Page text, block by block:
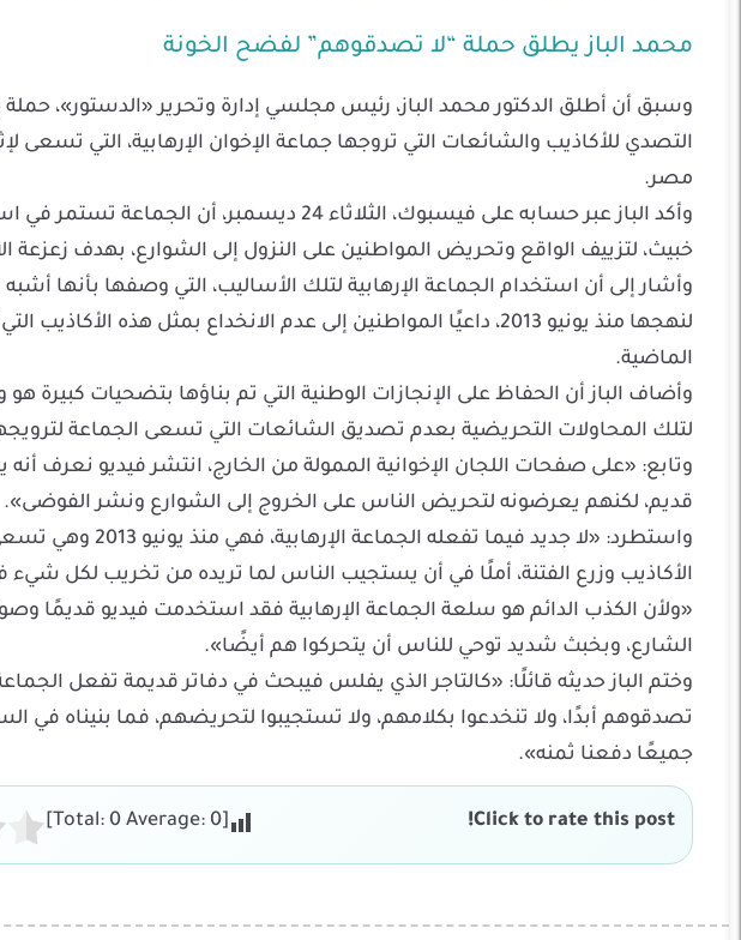
محمد الباز يطلق حملة “لا تصدقوهم” لفضح الخونة
وسبق أن أطلق الدكتور محمد الباز، رئيس مجلسي إدارة وتحرير «الدستور»،
التصدي للأكاذيب والشائعات التي تروجها جماعة الإخوان الإرهابية، التي تسعى
مصر.
وأكد الباز عبر حسابه على فيسبوك، الثلاثاء 24
خبيث، لتزييف الواقع وتحريض المواطنين على النزول إلى الشوارع، بهدف زعزعة
وأشار إلى أن استخدام الجماعة الإرهابية لتلك الأساليب، التي وصفها بأنها
لنهجها منذ يونيو 2013، داعيًا المواطنين إلى عدم الانخداع بمثل هذه
الماضية.
وأضاف الباز أن الحفاظ على الإنجازات الوطنية التي تم بناؤها بتضحيات كبيرة
لتلك المحاولات التحريضية بعدم تصديق الشائعات التي تسعى الجماعة
وتابع: «على صفحات اللجان الإخوانية الممولة من الخارج، انتشر فيديو نعرف
قديم، لكنهم يعرضونه لتحريض الناس على الخروج إلى الشوارع ونشر الفوضى».
واستطرد: «لا جديد
الأكاذيب وزرع الفتنة، أملًا في أن يستجيب الناس لما تريده من تخريب لكل
«ولأن الكذب الدائم هو سلعة الجماعة الإرهابية فقد استخدمت فيديو قديمًا
الشارع، وبخبث شديد توحي للناس أن يتحركوا هم أيضًا».
وختم الباز حديثه قائلًا: «كالتاجر الذي يفلس فيبحث في دفاتر قديمة تفعل
تصدقوهم أبدًا، ولا تنخدعوا بكلامهم، ولا تستجيبوا لتحريضهم، فما بنيناه في
جميعًا دفعنا ثمنه».
Click to rate this post!
[Total:
0 Average: 0
]